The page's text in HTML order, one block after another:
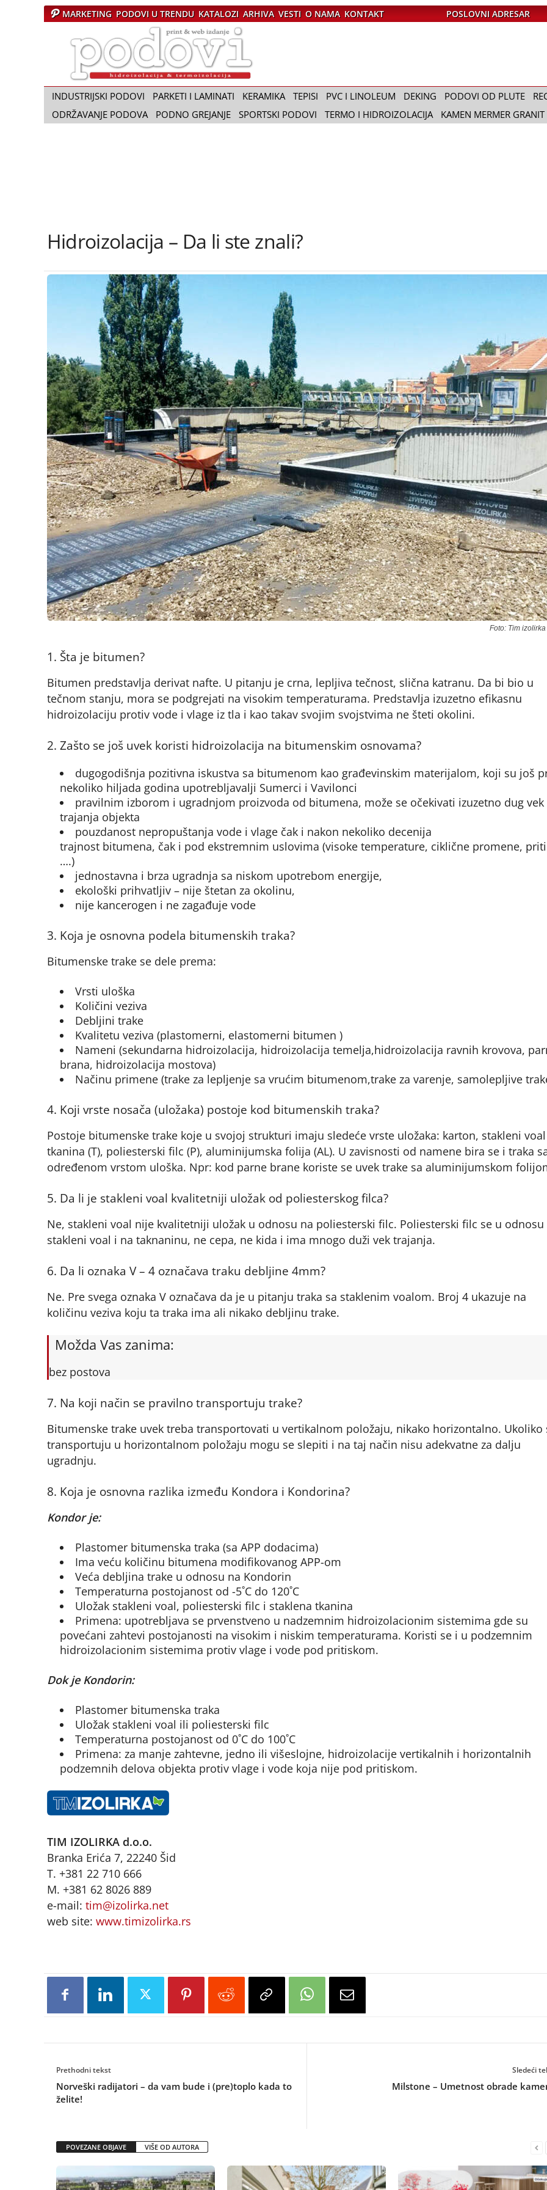
MARKETING PODOVI U TRENDU KATALOZI ARHIVA VESTI O NAMA KONTAKT POSLOVNI ADRESAR
a
p
i
P
INDUSTRIJSKI PODOVI PARKETI I LAMINATI KERAMIKA TEPISI PVC I LINOLEUM DEKING PODOVI OD PLUTE
ODRŽAVANJE PODOVA
PODNO GREJANJE SPORTSKI PODOVI TERMO I HIDROIZOLACIJA KAMEN MERMER GRANIT
Hidroizolacija – Da li ste znali?
Foto: Tim izolirka
1. Šta je bitumen?
Bitumen predstavlja derivat nafte. U pitanju je crna, lepljiva tečnost, slična katranu. Da bi bio u
tečnom stanju, mora se podgrejati na visokim temperaturama. Predstavlja izuzetno efikasnu
hidroizolaciju protiv vode i vlage iz tla i kao takav svojim svojstvima ne šteti okolini.
2. Zašto se još uvek koristi hidroizolacija na bitumenskim osnovama?
dugogodišnja pozitivna iskustva sa bitumenom kao građevinskim materijalom, koji su još
nekoliko hiljada godina upotrebljavalji Sumerci i Vavilonci
pravilnim izborom i ugradnjom proizvoda od bitumena, može se očekivati izuzetno dug vek
trajanja objekta
pouzdanost nepropuštanja vode i vlage čak i nakon nekoliko decenija
trajnost bitumena, čak i pod ekstremnim uslovima (visoke temperature, ciklične promene,
….)
jednostavna i brza ugradnja sa niskom upotrebom energije,
ekološki prihvatljiv – nije štetan za okolinu,
nije kancerogen i ne zagađuje vode
3. Koja je osnovna podela bitumenskih traka?
Bitumenske trake se dele prema:
Vrsti uloška
Količini veziva
Debljini trake
Kvalitetu veziva (plastomerni, elastomerni bitumen )
Nameni (sekundarna hidroizolacija, hidroizolacija temelja,hidroizolacija ravnih krovova,
brana, hidroizolacija mostova)
Načinu primene (trake za lepljenje sa vrućim bitumenom,trake za varenje, samolepljive
4. Koji vrste nosača (uložaka) postoje kod bitumenskih traka?
Postoje bitumenske trake koje u svojoj strukturi imaju sledeće vrste uložaka: karton, stakleni voal
tkanina (T), poliesterski filc (P), aluminijumska folija (AL). U zavisnosti od namene bira se i traka
određenom vrstom uloška. Npr: kod parne brane koriste se uvek trake sa aluminijumskom
5. Da li je stakleni voal kvalitetniji uložak od poliesterskog filca?
Ne, stakleni voal nije kvalitetniji uložak u odnosu na poliesterski filc. Poliesterski filc se u odnosu
stakleni voal i na taknaninu, ne cepa, ne kida i ima mnogo duži vek trajanja.
6. Da li oznaka V – 4 označava traku debljine 4mm?
Ne. Pre svega oznaka V označava da je u pitanju traka sa staklenim voalom. Broj 4 ukazuje na
količinu veziva koju ta traka ima ali nikako debljinu trake.
Možda Vas zanima:
bez postova
7. Na koji način se pravilno transportuju trake?
Bitumenske trake uvek treba transportovati u vertikalnom položaju, nikako horizontalno. Ukoliko
transportuju u horizontalnom položaju mogu se slepiti i na taj način nisu adekvatne za dalju
ugradnju.
8. Koja je osnovna razlika između Kondora i Kondorina?
Kondor je:
Plastomer bitumenska traka (sa APP dodacima)
Ima veću količinu bitumena modifikovanog APP-om
Veća debljina trake u odnosu na Kondorin
Temperaturna postojanost od -5˚C do 120˚C
Uložak stakleni voal, poliesterski filc i staklena tkanina
Primena: upotrebljava se prvenstveno u nadzemnim hidroizolacionim sistemima gde su
povećani zahtevi postojanosti na visokim i niskim temperaturama. Koristi se i u podzemnim
hidroizolacionim sistemima protiv vlage i vode pod pritiskom.
Dok je Kondorin:
Plastomer bitumenska traka
Uložak stakleni voal ili poliesterski filc
Temperaturna postojanost od 0˚C do 100˚C
Primena: za manje zahtevne, jedno ili višeslojne, hidroizolacije vertikalnih i horizontalnih
podzemnih delova objekta protiv vlage i vode koja nije pod pritiskom.
TIM IZOLIRKA d.o.o.
Branka Erića 7, 22240 Šid
T. +381 22 710 666
M. +381 62 8026 889
e-mail: tim@izolirka.net
web site: www.timizolirka.rs
Prethodni tekst
Norveški radijatori – da vam bude i (pre)toplo kada to
želite!
Sledeći
Milstone – Umetnost obrade
POVEZANE OBJAVE VIŠE OD AUTORA